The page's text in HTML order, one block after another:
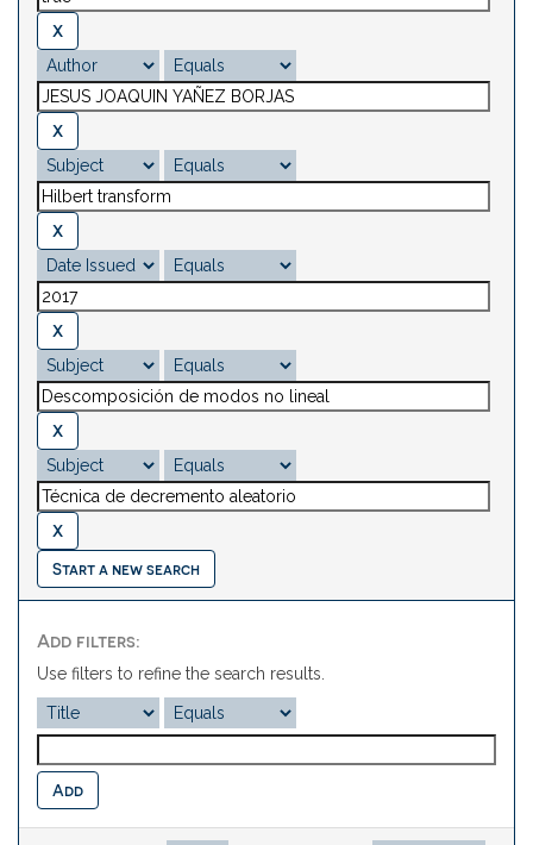
Start a new search
Add filters:
Use filters to refine the search results.